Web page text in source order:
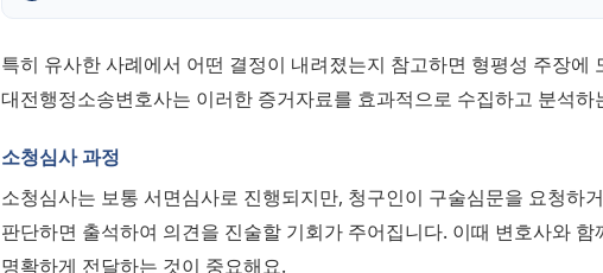
특히 유사한 사례에서 어떤 결정이 내려졌는지 참고하면 형평성 주장에
대전행정소송변호사는 이러한 증거자료를 효과적으로 수집하고 분석하
소청심사 과정
소청심사는 보통 서면심사로 진행되지만, 청구인이 구술심문을 요청하
판단하면 출석하여 의견을 진술할 기회가 주어집니다. 이때 변호사와
명확하게 전달하는 것이 중요해요.